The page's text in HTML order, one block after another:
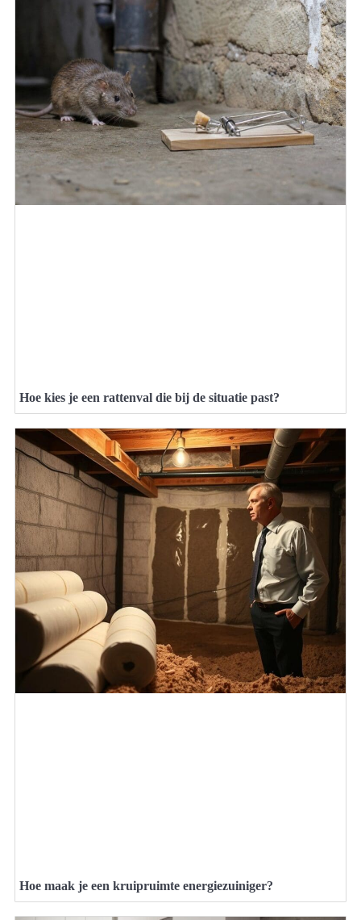
Hoe kies je een rattenval die bij de situatie past?
Hoe maak je een kruipruimte energiezuiniger?